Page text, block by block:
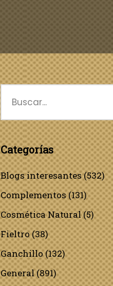
Categorías
Blogs interesantes(532)
Complementos(131)
Cosmética Natural(5)
Fieltro(38)
Ganchillo(132)
General(891)